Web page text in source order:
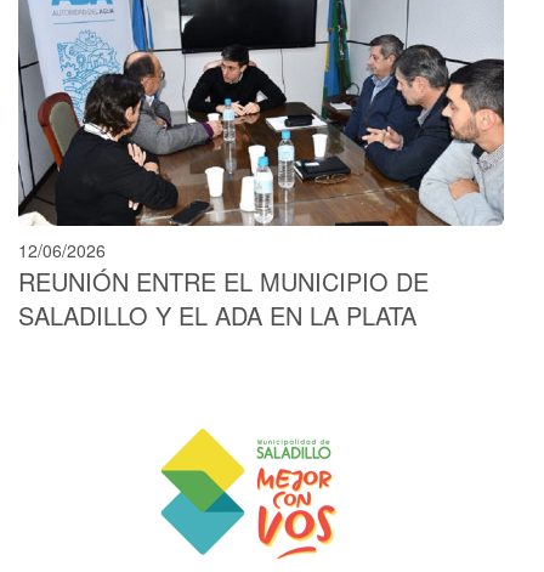
12/06/2026
REUNIÓN ENTRE EL MUNICIPIO DE
SALADILLO Y EL ADA EN LA PLATA